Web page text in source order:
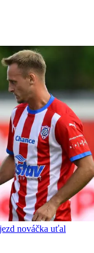
nováčka uťal